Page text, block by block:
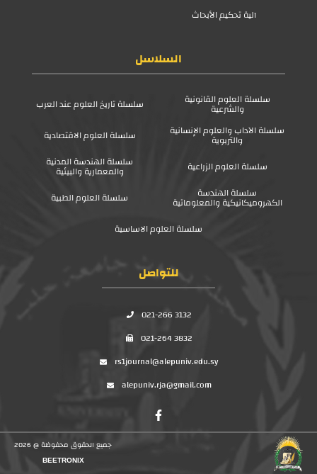
آلية تحكيم الأبحاث
السلاسل
سلسلة العلوم القانونية
والشرعية
سلسلة تاريخ العلوم عند العرب
سلسلة الآداب والعلوم الإنسانية
والتربوية
سلسلة العلوم الاقتصادية
سلسلة العلوم الزراعية
سلسلة الهندسة المدنية
والمعمارية والبيئية
سلسلة الهندسة
الكهروميكانيكية والمعلوماتية
سلسلة العلوم الطبية
سلسلة العلوم الاساسية
للتواصل
021-266 3132
021-264 3832
rs1journal@alepuniv.edu.sy
alepuniv.rja@gmail.com
جميع الحقوق محفوظة @ 2026
BEETRONIX